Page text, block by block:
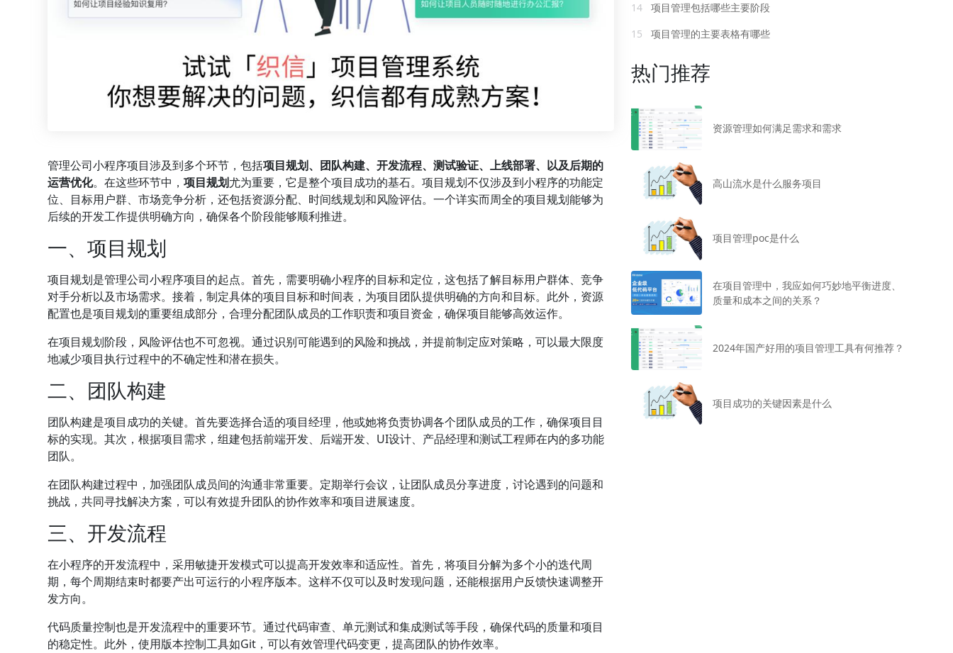
管理公司小程序项目涉及到多个环节，包括项目规划、团队构建、开发流程、测试验证、上线部署、以及后期的
运营优化。在这些环节中，项目规划尤为重要，它是整个项目成功的基石。项目规划不仅涉及到小程序的功能定
位、目标用户群、市场竞争分析，还包括资源分配、时间线规划和风险评估。一个详实而周全的项目规划能够为
后续的开发工作提供明确方向，确保各个阶段能够顺利推进。
一、项目规划
项目规划是管理公司小程序项目的起点。首先，需要明确小程序的目标和定位，这包括了解目标用户群体、竞争
对手分析以及市场需求。接着，制定具体的项目目标和时间表，为项目团队提供明确的方向和目标。此外，资源
配置也是项目规划的重要组成部分，合理分配团队成员的工作职责和项目资金，确保项目能够高效运作。
在项目规划阶段，风险评估也不可忽视。通过识别可能遇到的风险和挑战，并提前制定应对策略，可以最大限度
地减少项目执行过程中的不确定性和潜在损失。
二、团队构建
团队构建是项目成功的关键。首先要选择合适的项目经理，他或她将负责协调各个团队成员的工作，确保项目目
标的实现。其次，根据项目需求，组建包括前端开发、后端开发、UI设计、产品经理和测试工程师在内的多功能
团队。
在团队构建过程中，加强团队成员间的沟通非常重要。定期举行会议，让团队成员分享进度，讨论遇到的问题和
挑战，共同寻找解决方案，可以有效提升团队的协作效率和项目进展速度。
三、开发流程
在小程序的开发流程中，采用敏捷开发模式可以提高开发效率和适应性。首先，将项目分解为多个小的迭代周
期，每个周期结束时都要产出可运行的小程序版本。这样不仅可以及时发现问题，还能根据用户反馈快速调整开
发方向。
代码质量控制也是开发流程中的重要环节。通过代码审查、单元测试和集成测试等手段，确保代码的质量和项目
的稳定性。此外，使用版本控制工具如Git，可以有效管理代码变更，提高团队的协作效率。
14
项目管理包括哪些主要阶段
15
项目管理的主要表格有哪些
热门推荐
资源管理如何满足需求和需求
高山流水是什么服务项目
项目管理poc是什么
在项目管理中，我应如何巧妙地平衡进度、
质量和成本之间的关系？
2024年国产好用的项目管理工具有何推荐？
项目成功的关键因素是什么